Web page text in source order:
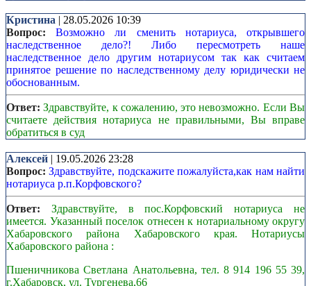
Кристина | 28.05.2026 10:39
Вопрос:Возможно ли сменить нотариуса, открывшего
наследственное дело?! Либо пересмотреть наше
наследственное дело другим нотариусом так как считаем
принятое решение по наследственному делу юридически не
обоснованным.
Ответ:Здравствуйте, к сожалению, это невозможно. Если Вы
считаете действия нотариуса не правильными, Вы вправе
обратиться в суд
Алексей | 19.05.2026 23:28
Вопрос:Здравствуйте, подскажите пожалуйста,как нам найти
нотариуса р.п.Корфовского?
Ответ: Здравствуйте, в пос.Корфовский нотариуса не
имеется. Указанный поселок отнесен к нотариальному округу
Хабаровского района Хабаровского края. Нотариусы
Хабаровского района :
Пшеничникова Светлана Анатольевна, тел. 8 914 196 55 39,
г.Хабаровск, ул. Тургенева,66